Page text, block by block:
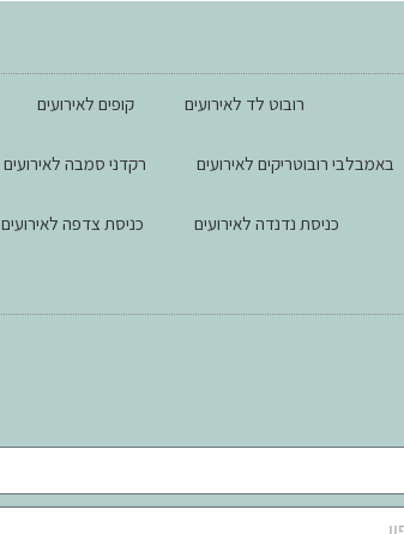
רובוט לד לאירועים קופים לאירועים
באמבלבי רובוטריקים לאירועים רקדני סמבה לאירועים
כניסת נדנדה לאירועים כניסת צדפה לאירועים